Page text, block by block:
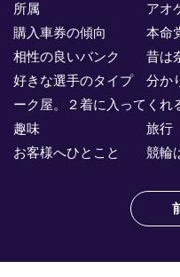
番記者とくダネ！
選手ランキング
競輪場ガイド
記者紹介
運営会社概要
所属 アオケ
購入車券の傾向 本命
相性の良いバンク 昔は
好きな選手のタイプ 分か
ーク屋。２着に入ってくれ
趣味 旅行
お客様へひとこと 競輪は